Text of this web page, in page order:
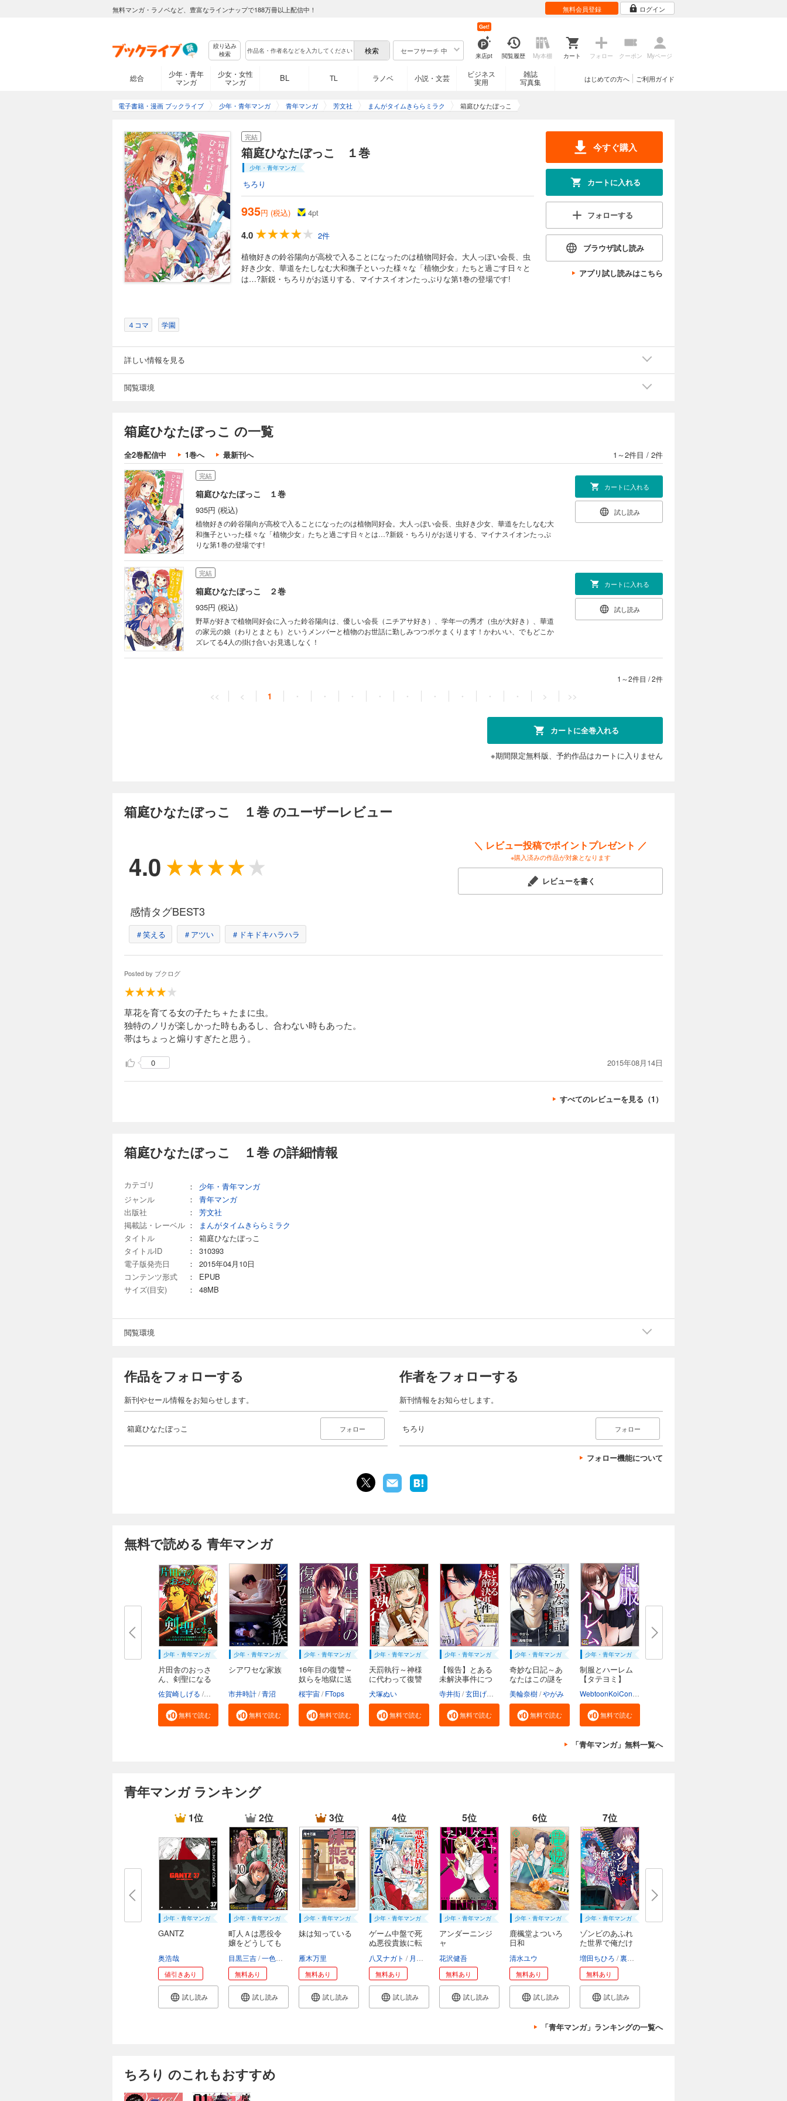
無料マンガ・ラノベなど、豊富なラインナップで188万冊以上配信中！ 無料会員登録 ログイン
絞り込み
検索
セーフサーチ 中
来店pt
Get!
閲覧履歴 My本棚 カート フォロー クーポン Myページ
総合
少年・青年
マンガ
少女・女性
マンガ
BL TL ラノベ 小説・文芸
ビジネス
実用
雑誌
写真集
ご利用ガイド
はじめての方へ
電子書籍・漫画 ブックライブ 少年・青年マンガ 青年マンガ 芳文社 まんがタイムきららミラク 箱庭ひなたぼっこ
完結
箱庭ひなたぼっこ １巻
少年・青年マンガ
ちろり
935円 (税込) 4pt
4.0
2件
植物好きの鈴谷陽向が高校で入ることになったのは植物同好会。大人っぽい会長、虫
好き少女、華道をたしなむ大和撫子といった様々な「植物少女」たちと過ごす日々と
は…?新鋭・ちろりがお送りする、マイナスイオンたっぷりな第1巻の登場です!
今すぐ購入
カートに入れる
フォローする
ブラウザ試し読み
アプリ試し読みはこちら
４コマ 学園
詳しい情報を見る
閲覧環境
箱庭ひなたぼっこ の一覧
全2巻配信中 1巻へ 最新刊へ 1～2件目 / 2件
完結
箱庭ひなたぼっこ １巻
935円 (税込)
植物好きの鈴谷陽向が高校で入ることになったのは植物同好会。大人っぽい会長、虫好き少女、華道をたしなむ大
和撫子といった様々な「植物少女」たちと過ごす日々とは…?新鋭・ちろりがお送りする、マイナスイオンたっぷ
りな第1巻の登場です!
カートに入れる
試し読み
完結
箱庭ひなたぼっこ ２巻
935円 (税込)
野草が好きで植物同好会に入った鈴谷陽向は、優しい会長（ニチアサ好き）、学年一の秀才（虫が大好き）、華道
の家元の娘（わりとまとも）というメンバーと植物のお世話に勤しみつつボケまくります！かわいい、でもどこか
ズレてる4人の掛け合いお見逃しなく！
カートに入れる
試し読み
1～2件目 /2件
<< < 1 ・ ・ ・ ・ ・ ・ ・ ・ ・ > >>
カートに全巻入れる
※期間限定無料版、予約作品はカートに入りません
箱庭ひなたぼっこ １巻 のユーザーレビュー
4.0
＼ レビュー投稿でポイントプレゼント ／
※購入済みの作品が対象となります
レビューを書く
感情タグBEST3
＃笑える ＃アツい ＃ドキドキハラハラ
Posted by ブクログ
草花を育てる女の子たち＋たまに虫。
独特のノリが楽しかった時もあるし、合わない時もあった。
帯はちょっと煽りすぎたと思う。
0 2015年08月14日
すべてのレビューを見る（1）
箱庭ひなたぼっこ １巻 の詳細情報
カテゴリ ：
少年・青年マンガ
ジャンル
：
青年マンガ
出版社
：
芳文社
掲載誌・レーベル ：
まんがタイムきららミラク
タイトル
：
箱庭ひなたぼっこ
タイトルID
：
310393
電子版発売日
：
2015年04月10日
コンテンツ形式
：
EPUB
サイズ(目安)
： 48MB
閲覧環境
作品をフォローする
新刊やセール情報をお知らせします。
箱庭ひなたぼっこ フォロー
作者をフォローする
新刊情報をお知らせします。
ちろり フォロー
フォロー機能について
無料で読める 青年マンガ
少年・青年マンガ
片田舎のおっさ
ん、剣聖になる
佐賀崎しげる 乍藤和樹 鍋島テツヒロ
無料で読む
少年・青年マンガ
シアワセな家族
市井時計 青沼
無料で読む
少年・青年マンガ
16年目の復讐～
奴らを地獄に送
桜宇宙 FTops
無料で読む
少年・青年マンガ
天罰執行～神様
に代わって復讐
犬塚ぬい
無料で読む
少年・青年マンガ
【報告】とある
未解決事件につ
寺井衒 玄田げんた
無料で読む
少年・青年マンガ
奇妙な日記～あ
なたはこの謎を
美輪奈樹 やがみ
無料で読む
少年・青年マンガ
制服とハーレム
【タテヨミ】
無料で読む
「青年マンガ」無料一覧へ
青年マンガ ランキング
1位
少年・青年マンガ
GANTZ
奥浩哉
値引きあり
試し読み
2位
少年・青年マンガ
町人Ａは悪役令
嬢をどうしても
目黒三吉 一色孝太郎 Parum
無料あり
試し読み
3位
少年・青年マンガ
妹は知っている
雁木万里
無料あり
試し読み
4位
少年・青年マンガ
ゲーム中盤で死
ぬ悪役貴族に転
八又ナガト 月山可也
無料あり
試し読み
5位
少年・青年マンガ
アンダーニンジ
ャ
花沢健吾
無料あり
試し読み
6位
少年・青年マンガ
鹿楓堂よついろ
日和
清水ユウ
無料あり
試し読み
7位
少年・青年マンガ
ゾンビのあふれ
た世界で俺だけ
が...
増田ちひろ 裏地ろくろ
無料あり
試し読み
「青年マンガ」ランキングの一覧へ
ちろり のこれもおすすめ